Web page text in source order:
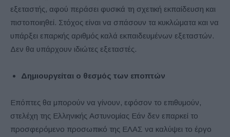
εξεταστής, αφού περάσει φυσικά τη σχετική εκπαίδευση και
πιστοποιηθεί. Στόχος είναι να σπάσουν τα κυκλώματα και να
υπάρξει επαρκής αριθμός καλά εκπαιδευμένων εξεταστών.
Δεν θα υπάρχουν ιδιώτες εξεταστές.
Δημιουργείται ο θεσμός των εποπτών
Επόπτες θα μπορούν να γίνουν, εφόσον το επιθυμούν,
στελέχη της Ελληνικής Αστυνομίας Εάν δεν επαρκεί το
προσφερόμενο προσωπικό της ΕΛΑΣ να καλύψει το έργο